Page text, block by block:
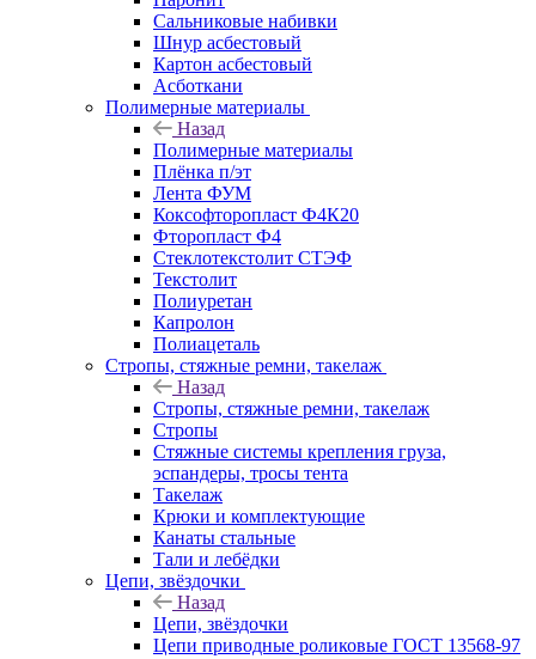
Сальниковые набивки
Шнур асбестовый
Картон асбестовый
Асботкани
Полимерные материалы
Назад
Полимерные материалы
Плёнка п/эт
Лента ФУМ
Коксофторопласт Ф4К20
Фторопласт Ф4
Стеклотекстолит СТЭФ
Текстолит
Полиуретан
Капролон
Полиацеталь
Стропы, стяжные ремни, такелаж
Назад
Стропы, стяжные ремни, такелаж
Стропы
Стяжные системы крепления груза,
эспандеры, тросы тента
Такелаж
Крюки и комплектующие
Канаты стальные
Тали и лебёдки
Цепи, звёздочки
Назад
Цепи, звёздочки
Цепи приводные роликовые ГОСТ 13568-97